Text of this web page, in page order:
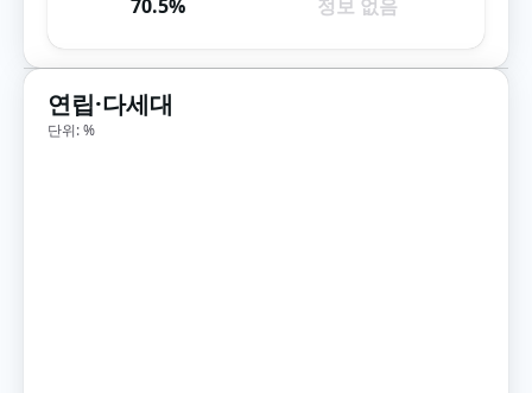
70.5% 정보 없음
연립·다세대
단위: %